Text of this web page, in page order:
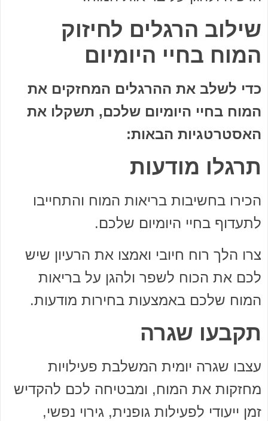
שילוב הרגלים לחיזוק
המוח בחיי היומיום
כדי לשלב את ההרגלים המחזקים את
המוח בחיי היומיום שלכם, תשקלו את
האסטרטגיות הבאות:
תרגלו מודעות
הכירו בחשיבות בריאות המוח והתחייבו
לתעדוף בחיי היומיום שלכם.
צרו הלך רוח חיובי ואמצו את הרעיון שיש
לכם את הכוח לשפר ולהגן על בריאות
המוח שלכם באמצעות בחירות מודעות.
תקבעו שגרה
עצבו שגרה יומית המשלבת פעילויות
מחזקות את המוח, ומבטיחה לכם להקדיש
זמן ייעודי לפעילות גופנית, גירוי נפשי,